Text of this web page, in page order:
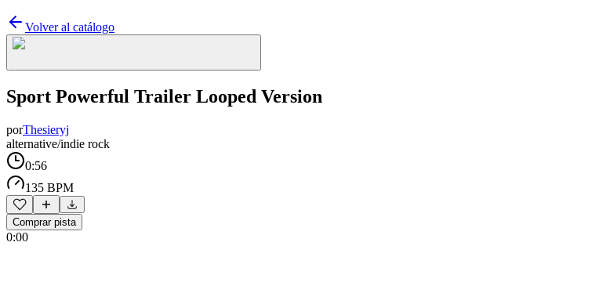
Volver al catálogo
Sport Powerful Trailer Looped Version
porThesieryj
alternative/indie rock
0:56
135 BPM
Comprar pista
0:00